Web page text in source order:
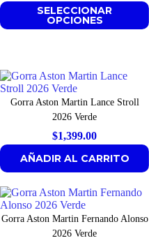
SELECCIONAR
OPCIONES
Gorra Aston Martin Lance Stroll
2026 Verde
$1,399.00
AÑADIR AL CARRITO
Gorra Aston Martin Fernando Alonso
2026 Verde